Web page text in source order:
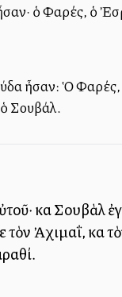
ἦσαν· ὁ Φαρές, ὁ
ἦσαν: Ὁ
Σουβάλ.
καὶ Σουβὰλ
τὸν Ἀχιμαΐ, καὶ